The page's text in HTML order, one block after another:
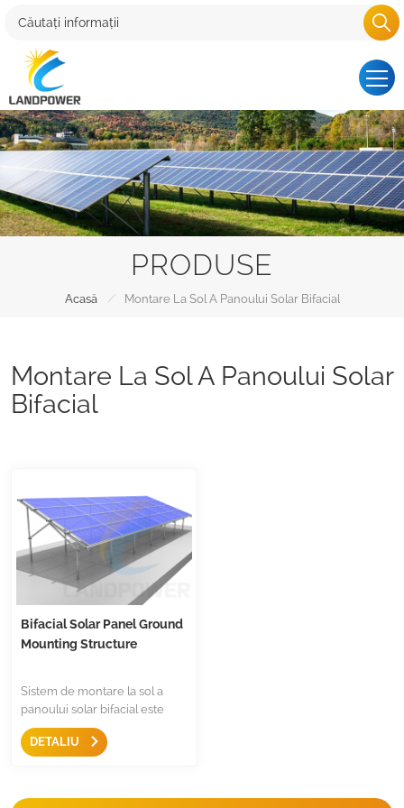
PRODUSE
Acasă / Montare La Sol A Panoului Solar Bifacial
Montare La Sol A Panoului Solar
Bifacial
Bifacial Solar Panel Ground
Mounting Structure
Sistem de montare la sol a
panoului solar bifacial este
conceput pentru a susține
panouri solare bifaciale, nu
structurii de montare. Montajul
DETALIU